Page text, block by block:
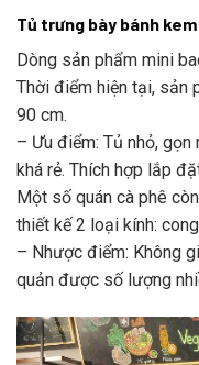
Tủ trưng bày bánh
Dòng sản phẩm mini
Thời điểm hiện tại, sản
90 cm.
– Ưu điểm: Tủ nhỏ,
khá rẻ. Thích hợp lắp
Một số quán cà phê
thiết kế 2 loại kính:
– Nhược điểm: Không
quản được số lượng